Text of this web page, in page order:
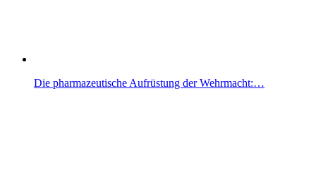
Die pharmazeutische Aufrüstung der Wehrmacht:…